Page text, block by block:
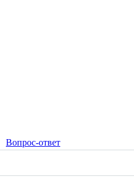
Вопрос-ответ